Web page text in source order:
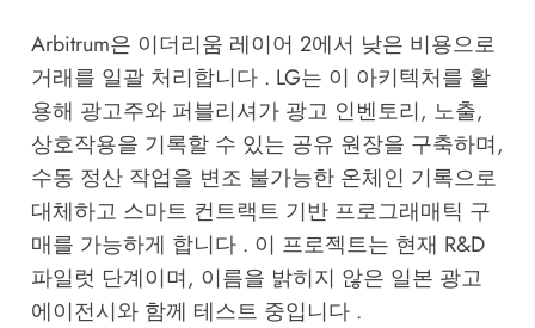
Arbitrum은 이더리움 레이어 2에서 낮은 비용으로
거래를 일괄 처리합니다 . LG는 이 아키텍처를 활
용해 광고주와 퍼블리셔가 광고 인벤토리, 노출,
상호작용을 기록할 수 있는 공유 원장을 구축하며,
수동 정산 작업을 변조 불가능한 온체인 기록으로
대체하고 스마트 컨트랙트 기반 프로그래매틱 구
매를 가능하게 합니다 . 이 프로젝트는 현재 R&D
파일럿 단계이며, 이름을 밝히지 않은 일본 광고
에이전시와 함께 테스트 중입니다 .